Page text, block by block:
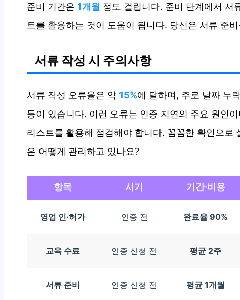
준비 기간은 1개월 정도 걸립니다. 준비 단계에서 서
트를 활용하는 것이 도움이 됩니다. 당신은 서류 준
서류 작성 시 주의사항
서류 작성 오류율은 약 15%에 달하며, 주로 날짜 누
등이 있습니다. 이런 오류는 인증 지연의 주요 원인
리스트를 활용해 점검해야 합니다. 꼼꼼한 확인으로
은 어떻게 관리하고 있나요?
항목 시기 기간·비용
영업 인·허가 인증 전 완료율 90%
교육 수료 인증 신청 전 평균 2주
서류 준비 인증 신청 전 평균 1개월